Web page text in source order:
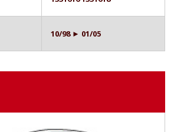
10/98 ► 01/05